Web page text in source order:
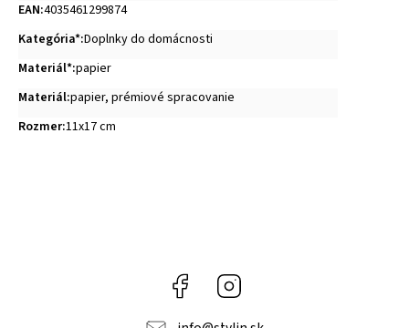
EAN:4035461299874
Kategória*:Doplnky do domácnosti
Materiál*:papier
Materiál:papier, prémiové spracovanie
Rozmer:11x17 cm
Facebook